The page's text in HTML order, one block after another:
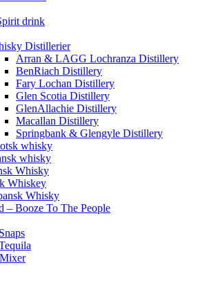
drink
Distillerier
Arran & LAGG Lochranza Distillery
BenRiach Distillery
Fary Lochan Distillery
Glen Scotia Distillery
GlenAllachie Distillery
Macallan Distillery
Springbank & Glengyle Distillery
whisky
whisky
Whisky
Whiskey
Whisky
– Booze To The People